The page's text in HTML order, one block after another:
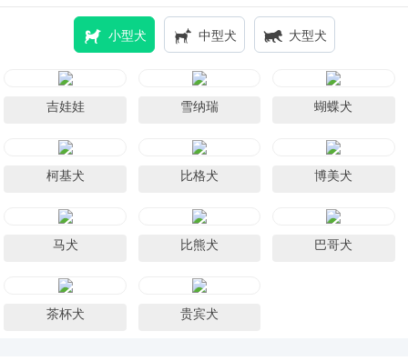
小型犬 中型犬 大型犬
吉娃娃 雪纳瑞 蝴蝶犬
柯基犬 比格犬 博美犬
马犬 比熊犬 巴哥犬
茶杯犬 贵宾犬